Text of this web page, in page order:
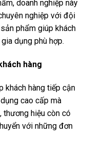
doanh nghiệp này
nghiệp với đội
phẩm giúp khách
dụng phù hợp.
hàng
khách hàng tiếp cận
cao cấp mà
thương hiệu còn có
với những đơn